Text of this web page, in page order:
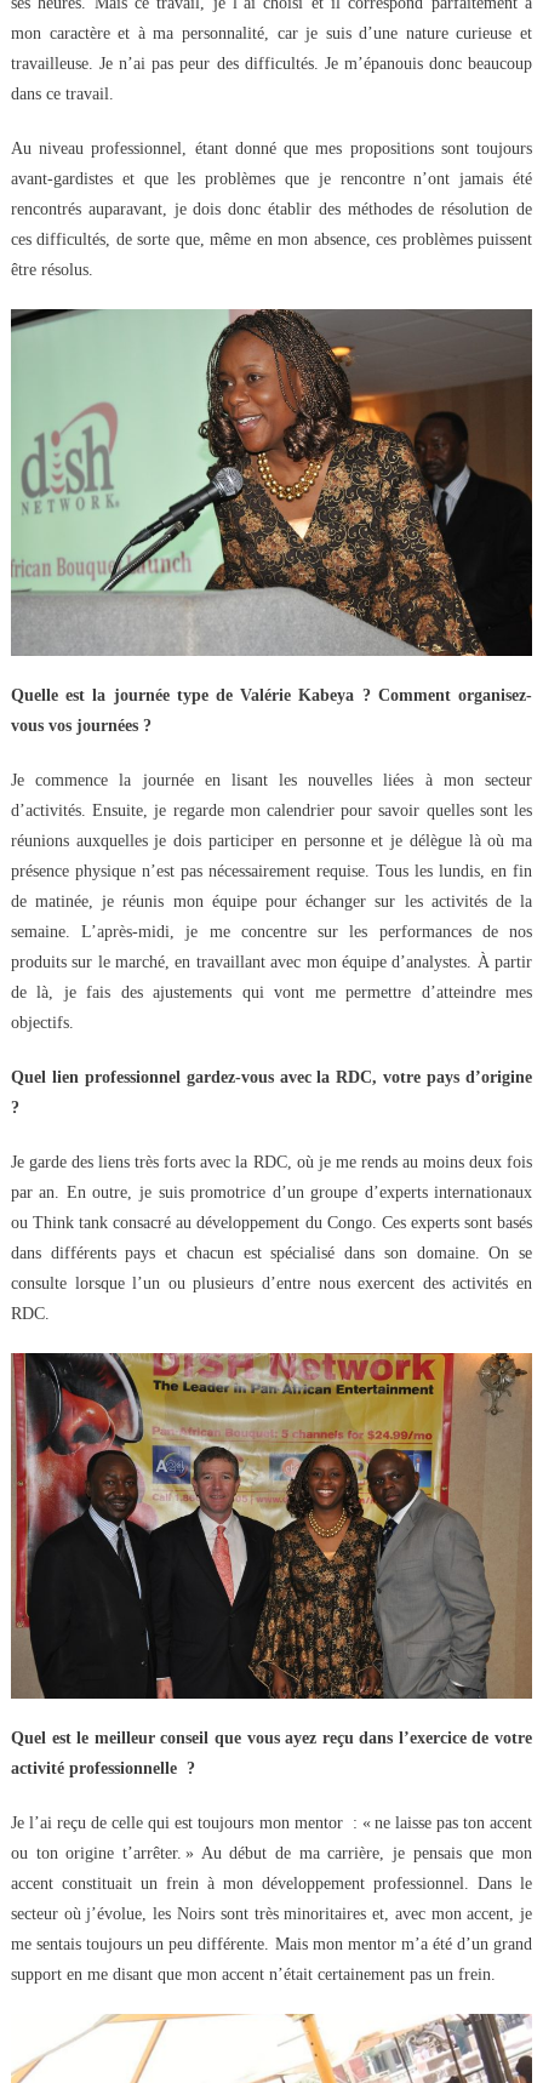
mon caractère et à ma personnalité, car je suis d’une nature curieuse et
travailleuse. Je n’ai pas peur des difficultés. Je m’épanouis donc beaucoup
dans ce travail.
Au niveau professionnel, étant donné que mes propositions sont toujours
avant-gardistes et que les problèmes que je rencontre n’ont jamais été
rencontrés auparavant, je dois donc établir des méthodes de résolution de
ces difficultés, de sorte que, même en mon absence, ces problèmes puissent
être résolus.
Quelle est la journée type de Valérie Kabeya ? Comment organisez-
vous vos journées ?
Je commence la journée en lisant les nouvelles liées à mon secteur
d’activités. Ensuite, je regarde mon calendrier pour savoir quelles sont les
réunions auxquelles je dois participer en personne et je délègue là où ma
présence physique n’est pas nécessairement requise. Tous les lundis, en fin
de matinée, je réunis mon équipe pour échanger sur les activités de la
semaine. L’après-midi, je me concentre sur les performances de nos
produits sur le marché, en travaillant avec mon équipe d’analystes. À partir
de là, je fais des ajustements qui vont me permettre d’atteindre mes
objectifs.
Quel lien professionnel gardez-vous avec la RDC, votre pays d’origine
?
Je garde des liens très forts avec la RDC, où je me rends au moins deux fois
par an. En outre, je suis promotrice d’un groupe d’experts internationaux
ou Think tank consacré au développement du Congo. Ces experts sont basés
dans différents pays et chacun est spécialisé dans son domaine. On se
consulte lorsque l’un ou plusieurs d’entre nous exercent des activités en
RDC.
Quel est le meilleur conseil que vous ayez reçu dans l’exercice de votre
activité professionnelle ?
Je l’ai reçu de celle qui est toujours mon mentor : « ne laisse pas ton accent
ou ton origine t’arrêter. » Au début de ma carrière, je pensais que mon
accent constituait un frein à mon développement professionnel. Dans le
secteur où j’évolue, les Noirs sont très minoritaires et, avec mon accent, je
me sentais toujours un peu différente. Mais mon mentor m’a été d’un grand
support en me disant que mon accent n’était certainement pas un frein.